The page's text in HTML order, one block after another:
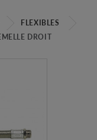
FLEXIBLES
DROIT